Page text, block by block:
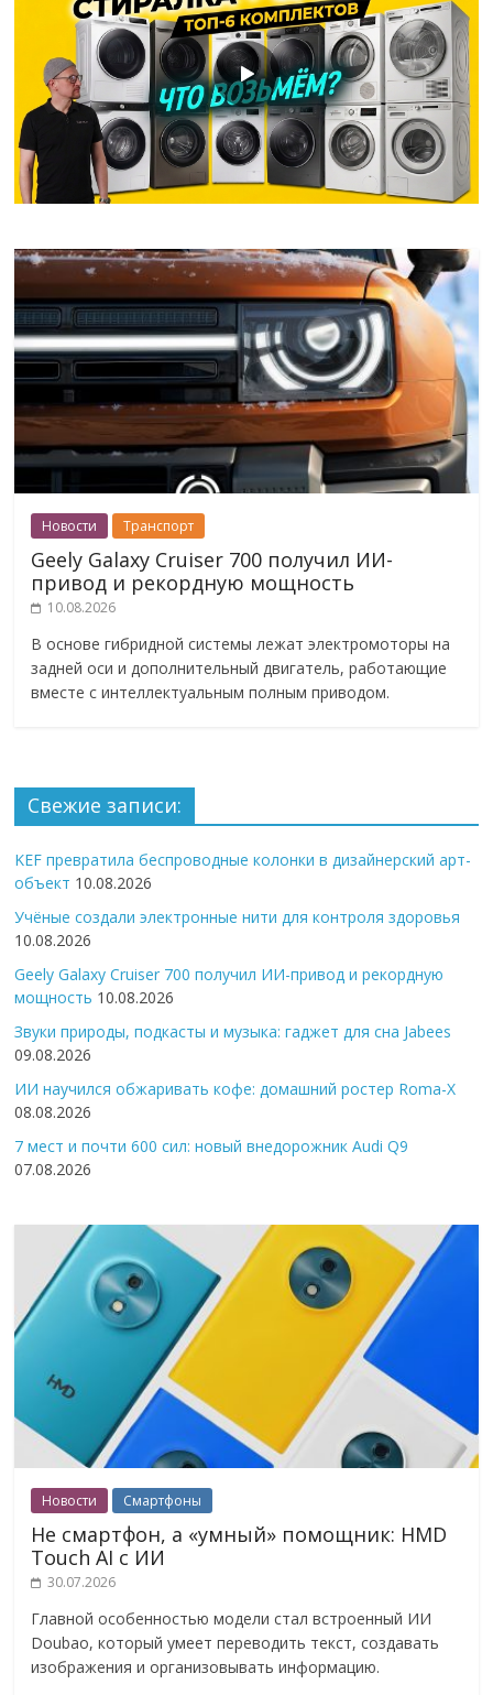
Новости Транспорт
Geely Galaxy Cruiser 700 получил ИИ-
привод и рекордную мощность
10.08.2026
В основе гибридной системы лежат электромоторы на
задней оси и дополнительный двигатель, работающие
вместе с интеллектуальным полным приводом.
Свежие записи:
KEF превратила беспроводные колонки в дизайнерский арт-
объект 10.08.2026
Учёные создали электронные нити для контроля здоровья
10.08.2026
Geely Galaxy Cruiser 700 получил ИИ-привод и рекордную
мощность 10.08.2026
Звуки природы, подкасты и музыка: гаджет для сна Jabees
09.08.2026
ИИ научился обжаривать кофе: домашний ростер Roma-X
08.08.2026
7 мест и почти 600 сил: новый внедорожник Audi Q9
07.08.2026
Новости Смартфоны
Не смартфон, а «умный» помощник: HMD
Touch AI с ИИ
30.07.2026
Главной особенностью модели стал встроенный ИИ
Doubao, который умеет переводить текст, создавать
изображения и организовывать информацию.